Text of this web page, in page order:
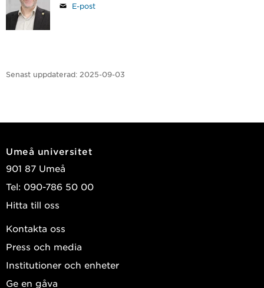
E-post
Senast uppdaterad: 2025-09-03
Umeå universitet
901 87 Umeå
Tel: 090-786 50 00
Hitta till oss
Kontakta oss
Press och media
Institutioner och enheter
Ge en gåva